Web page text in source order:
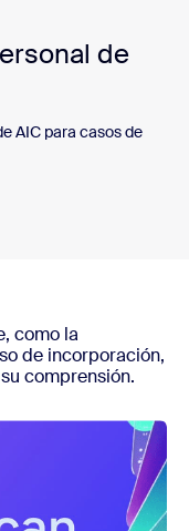
de
AIC para casos de
como la
de incorporación,
comprensión.